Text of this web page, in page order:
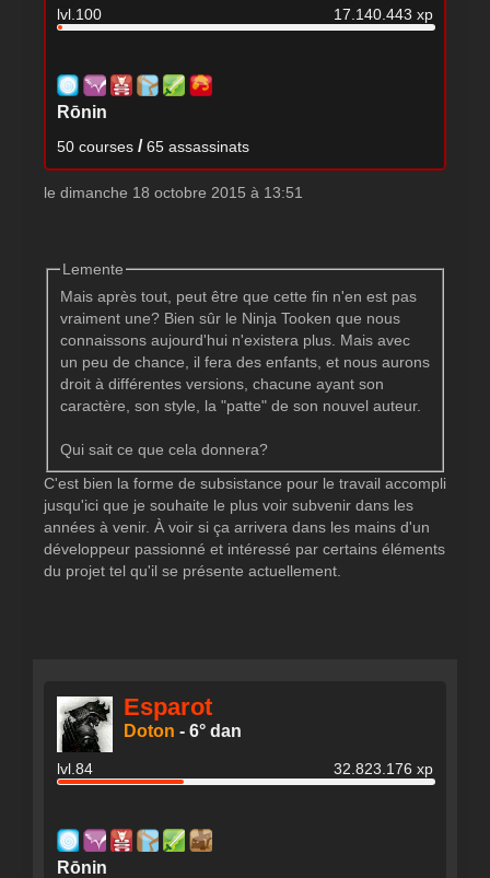
lvl.100 17.140.443 xp
Rōnin
50 courses /65 assassinats
le dimanche 18 octobre 2015 à 13:51
Lemente
Mais après tout, peut être que cette fin n'en est pas
vraiment une? Bien sûr le Ninja Tooken que nous
connaissons aujourd'hui n'existera plus. Mais avec
un peu de chance, il fera des enfants, et nous aurons
droit à différentes versions, chacune ayant son
caractère, son style, la "patte" de son nouvel auteur.
Qui sait ce que cela donnera?
C'est bien la forme de subsistance pour le travail accompli
jusqu'ici que je souhaite le plus voir subvenir dans les
années à venir. À voir si ça arrivera dans les mains d'un
développeur passionné et intéressé par certains éléments
du projet tel qu'il se présente actuellement.
Esparot
Doton - 6° dan
lvl.84 32.823.176 xp
Rōnin